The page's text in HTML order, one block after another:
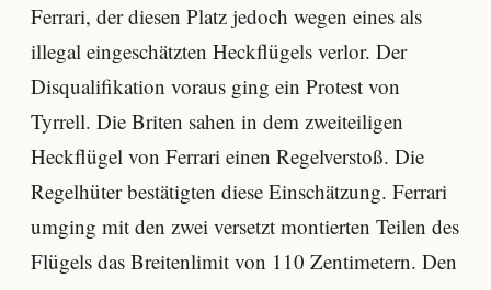
Ferrari, der diesen Platz jedoch wegen eines als
illegal eingeschätzten Heckflügels verlor. Der
Disqualifikation voraus ging ein Protest von
Tyrrell. Die Briten sahen in dem zweiteiligen
Heckflügel von Ferrari einen Regelverstoß. Die
Regelhüter bestätigten diese Einschätzung. Ferrari
umging mit den zwei versetzt montierten Teilen des
Flügels das Breitenlimit von 110 Zentimetern. Den